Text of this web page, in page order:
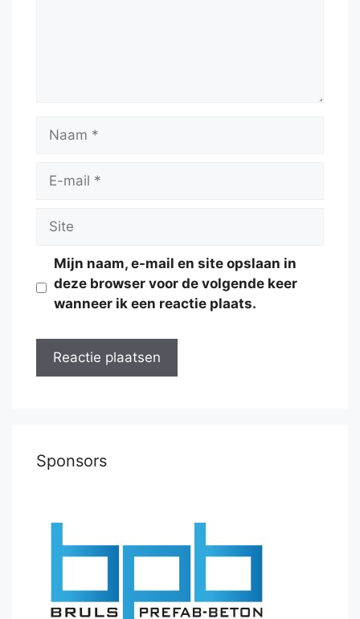
Naam
Site
Mijn naam, e-mail en site opslaan in
deze browser voor de volgende keer
wanneer ik een reactie plaats.
Sponsors